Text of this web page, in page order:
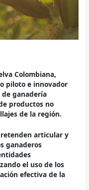
Colombiana,
piloto e innovador
ganadería
productos no
de la región.
articular y
ganaderos
el uso de los
efectiva de la